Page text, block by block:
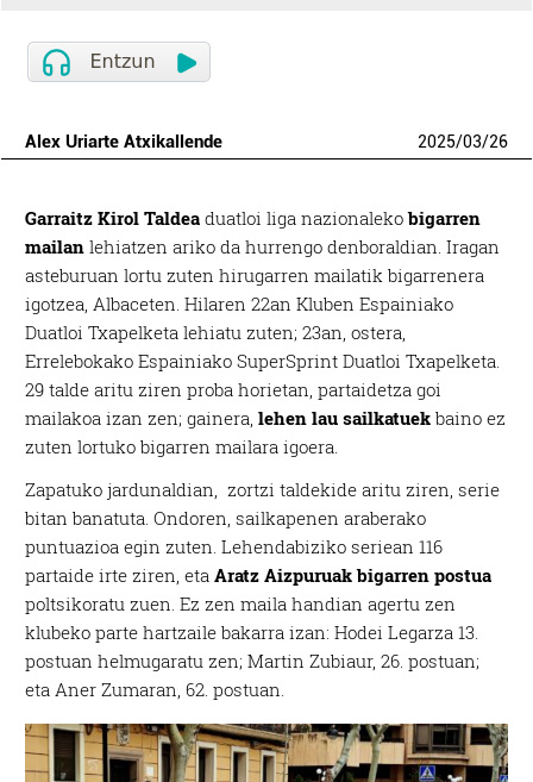
Alex Uriarte Atxikallende 2025/03/26
Garraitz Kirol Taldea duatloi liga nazionalekobigarren
mailan lehiatzen ariko da hurrengo denboraldian. Iragan
asteburuan lortu zuten hirugarren mailatik bigarrenera
igotzea, Albaceten. Hilaren 22an Kluben Espainiako
Duatloi Txapelketa lehiatu zuten; 23an, ostera,
Errelebokako Espainiako SuperSprint Duatloi Txapelketa.
29 talde aritu ziren proba horietan, partaidetza goi
mailakoa izan zen; gainera,lehen lau sailkatuek baino ez
zuten lortuko bigarren mailara igoera.
Zapatuko jardunaldian, zortzi taldekide aritu ziren, serie
bitan banatuta. Ondoren, sailkapenen araberako
puntuazioa egin zuten. Lehendabiziko seriean 116
partaide irte ziren, eta Aratz Aizpuruak bigarren postua
poltsikoratu zuen. Ez zen maila handian agertu zen
klubeko parte hartzaile bakarra izan: Hodei Legarza 13.
postuan helmugaratu zen; Martin Zubiaur, 26. postuan;
eta Aner Zumaran, 62. postuan.